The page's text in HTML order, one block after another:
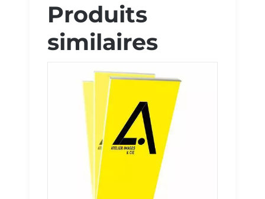
Produits
similaires